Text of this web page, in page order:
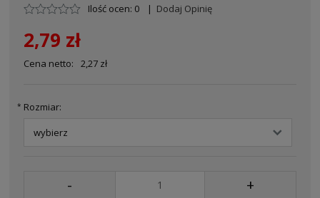
Ilość ocen: 0 | Dodaj Opinię
2,79 zł
Cena netto: 2,27 zł
* Rozmiar:
- +